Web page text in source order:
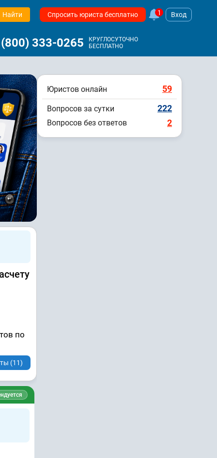
Найти Спросить юриста бесплатно 1 Вход
333-0265
КРУГЛОСУТОЧНО
БЕСПЛАТНО
по
(11)
Юристов онлайн 59
Вопросов за сутки 222
Вопросов без ответов 2